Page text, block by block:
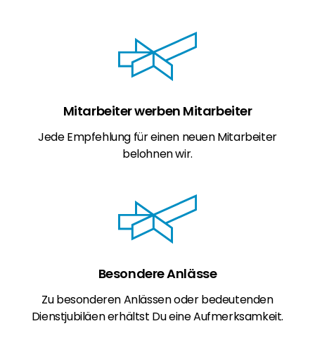
Mitarbeiter werben Mitarbeiter​
Jede Empfehlung für einen neuen Mitarbeiter
belohnen wir.
Besondere Anlässe
Zu besonderen Anlässen oder bedeutenden
Dienstjubiläen erhältst Du eine Aufmerksamkeit.